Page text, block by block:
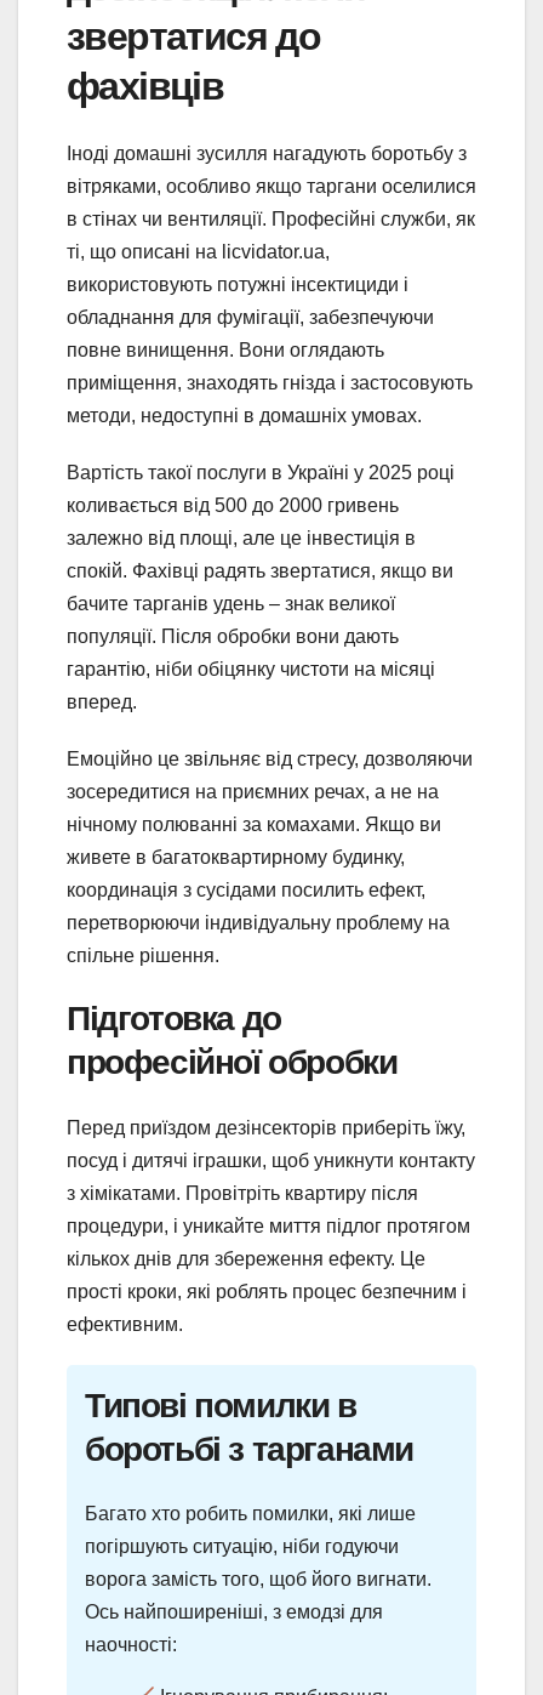
звертатися до
фахівців
Іноді домашні зусилля нагадують боротьбу з
вітряками, особливо якщо таргани оселилися
в стінах чи вентиляції. Професійні служби, як
ті, що описані на licvidator.ua,
використовують потужні інсектициди і
обладнання для фумігації, забезпечуючи
повне винищення. Вони оглядають
приміщення, знаходять гнізда і застосовують
методи, недоступні в домашніх умовах.
Вартість такої послуги в Україні у 2025 році
коливається від 500 до 2000 гривень
залежно від площі, але це інвестиція в
спокій. Фахівці радять звертатися, якщо ви
бачите тарганів удень – знак великої
популяції. Після обробки вони дають
гарантію, ніби обіцянку чистоти на місяці
вперед.
Емоційно це звільняє від стресу, дозволяючи
зосередитися на приємних речах, а не на
нічному полюванні за комахами. Якщо ви
живете в багатоквартирному будинку,
координація з сусідами посилить ефект,
перетворюючи індивідуальну проблему на
спільне рішення.
Підготовка до
професійної обробки
Перед приїздом дезінсекторів приберіть їжу,
посуд і дитячі іграшки, щоб уникнути контакту
з хімікатами. Провітріть квартиру після
процедури, і уникайте миття підлог протягом
кількох днів для збереження ефекту. Це
прості кроки, які роблять процес безпечним і
ефективним.
Типові помилки в
боротьбі з тарганами
Багато хто робить помилки, які лише
погіршують ситуацію, ніби годуючи
ворога замість того, щоб його вигнати.
Ось найпоширеніші, з емодзі для
наочності: